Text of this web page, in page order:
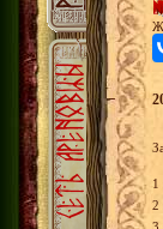
1
2